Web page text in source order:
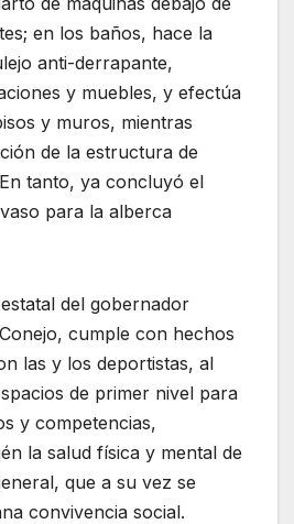
en los baños, hace la
anti-derrapante,
y muebles, y efectúa
y muros, mientras
de la estructura de
tanto, ya concluyó el
para la alberca
del gobernador
cumple con hechos
las y los deportistas, al
de primer nivel para
y competencias,
la salud física y mental de
que a su vez se
convivencia social.